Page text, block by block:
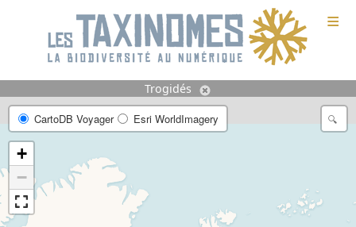
≡
Trogidés
CartoDB Voyager
Esri WorldImagery
+
−